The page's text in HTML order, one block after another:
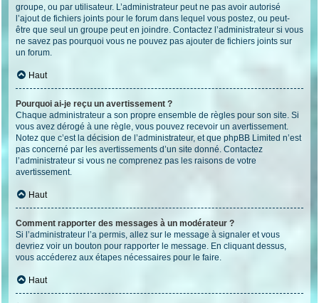
groupe, ou par utilisateur. L’administrateur peut ne pas avoir autorisé
l’ajout de fichiers joints pour le forum dans lequel vous postez, ou peut-
être que seul un groupe peut en joindre. Contactez l’administrateur si vous
ne savez pas pourquoi vous ne pouvez pas ajouter de fichiers joints sur
un forum.
Haut
Pourquoi ai-je reçu un avertissement ?
Chaque administrateur a son propre ensemble de règles pour son site. Si
vous avez dérogé à une règle, vous pouvez recevoir un avertissement.
Notez que c’est la décision de l’administrateur, et que phpBB Limited n’est
pas concerné par les avertissements d’un site donné. Contactez
l’administrateur si vous ne comprenez pas les raisons de votre
avertissement.
Haut
Comment rapporter des messages à un modérateur ?
Si l’administrateur l’a permis, allez sur le message à signaler et vous
devriez voir un bouton pour rapporter le message. En cliquant dessus,
vous accéderez aux étapes nécessaires pour le faire.
Haut